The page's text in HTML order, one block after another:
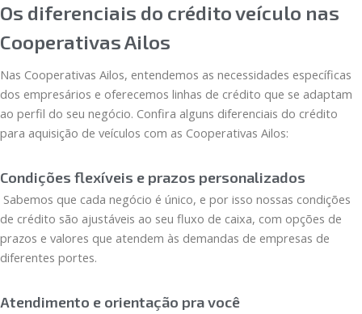
Os diferenciais do crédito veículo nas
Cooperativas Ailos
Nas Cooperativas Ailos, entendemos as necessidades específicas
dos empresários e oferecemos linhas de crédito que se adaptam
ao perfil do seu negócio. Confira alguns diferenciais do crédito
para aquisição de veículos com as Cooperativas Ailos:
Condições flexíveis e prazos personalizados
Sabemos que cada negócio é único, e por isso nossas condições
de crédito são ajustáveis ao seu fluxo de caixa, com opções de
prazos e valores que atendem às demandas de empresas de
diferentes portes.
Atendimento e orientação pra você